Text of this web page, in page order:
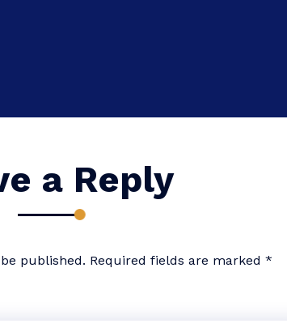
a Reply
published. Required fields are marked *